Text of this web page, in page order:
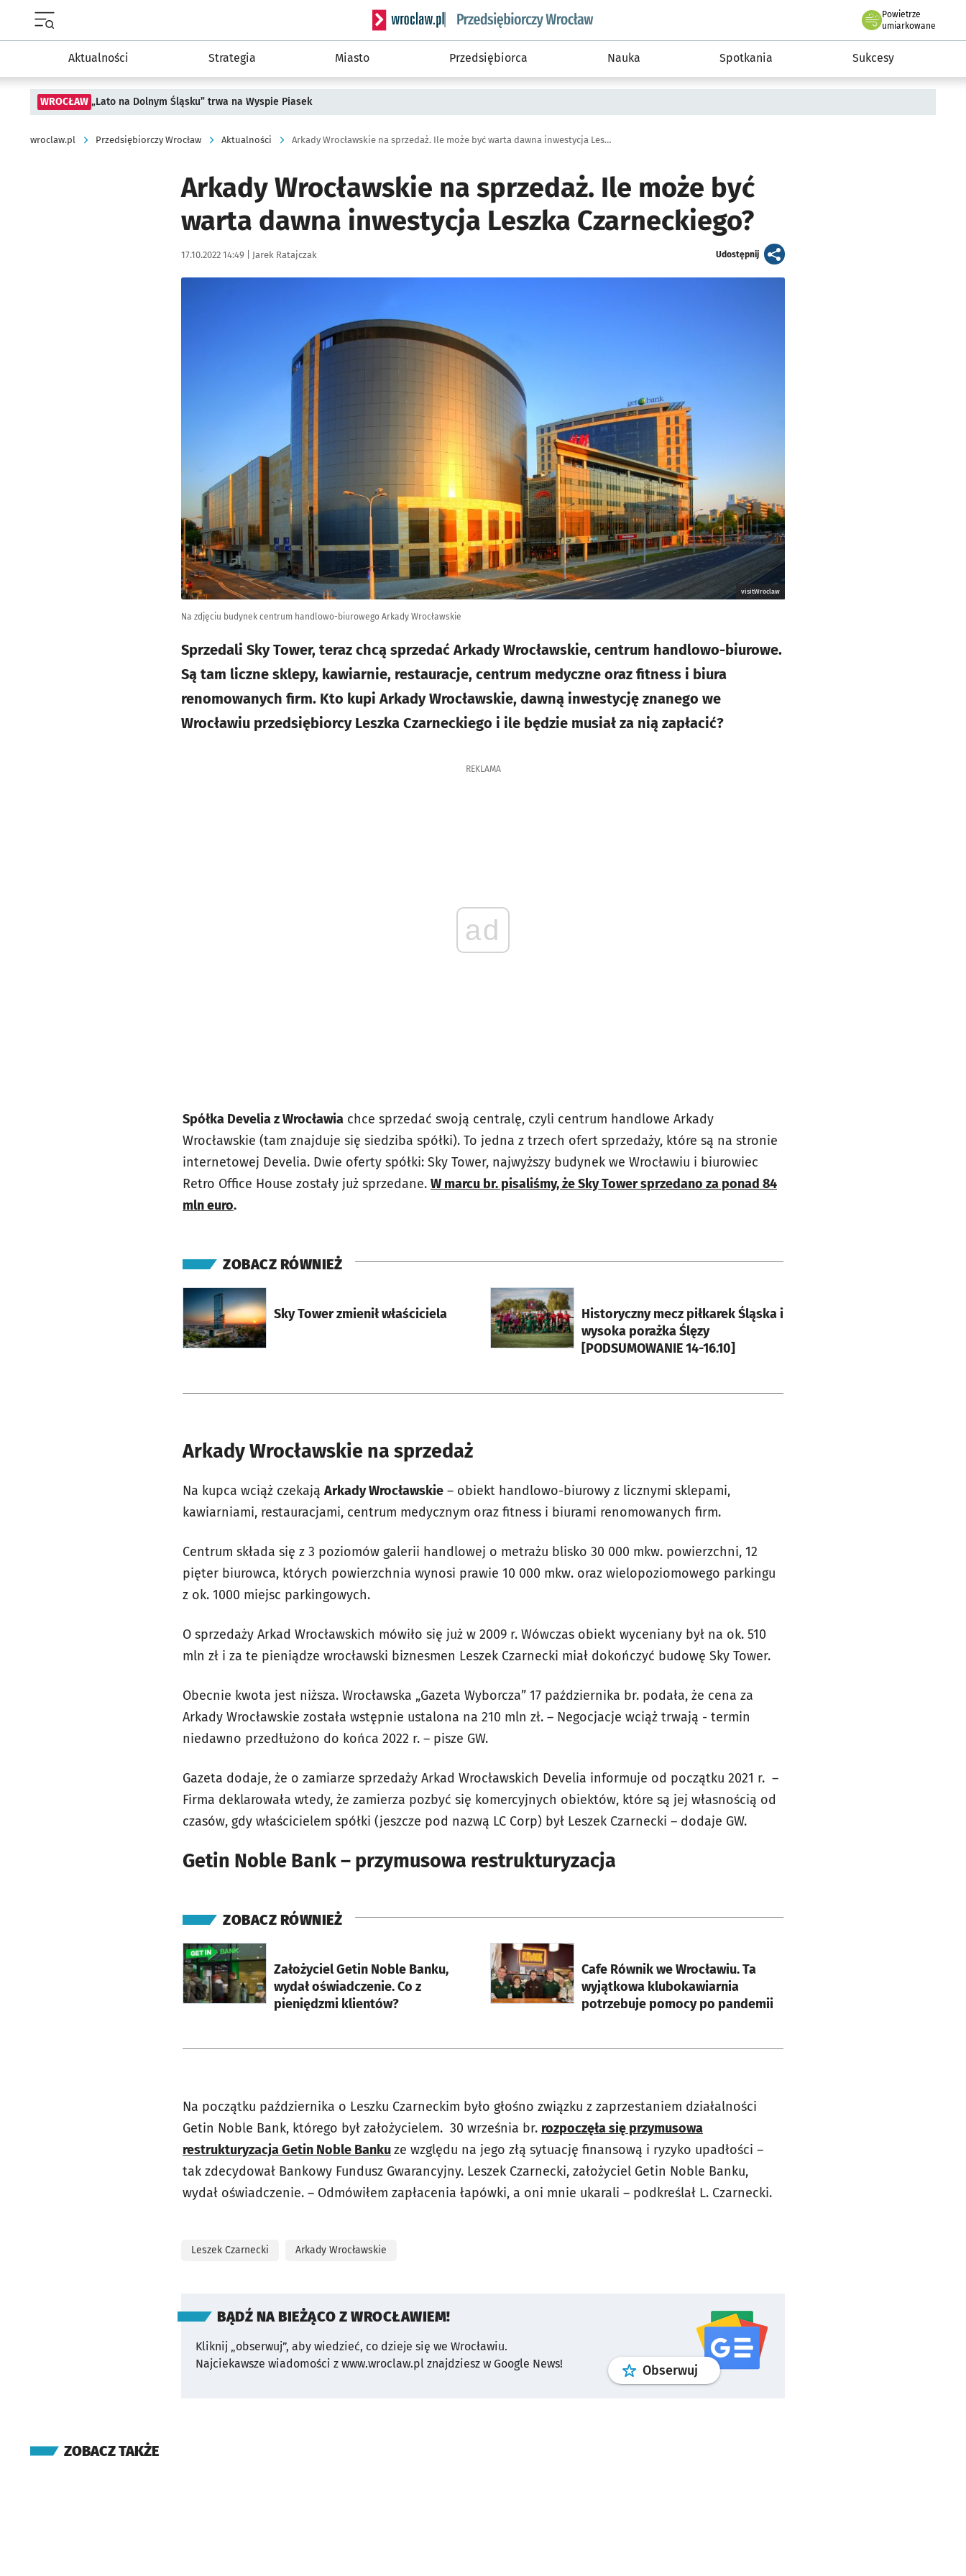
Serwis informacyjny wroclaw.pl podserwis: Strategia rozwoju przedsiębiorczości miasta Wrocławia
Powietrze
we Wrocławiu
umiarkowane
Aktualności Strategia Miasto Przedsiębiorca Nauka Spotkania Sukcesy
WROCŁAW „Lato na Dolnym Śląsku” trwa na Wyspie Piasek
wroclaw.pl Przedsiębiorczy Wrocław Aktualności Arkady Wrocławskie na sprzedaż. Ile może być warta dawna inwestycja Leszka Czarneckiego?
Arkady Wrocławskie na sprzedaż. Ile może być
warta dawna inwestycja Leszka Czarneckiego?
Data publikacji:
17.10.2022 14:49 | Autor:
Jarek Ratajczak Udostępnijartykuł
visitWroclaw
Na zdjęciu budynek centrum handlowo-biurowego Arkady Wrocławskie
Sprzedali Sky Tower, teraz chcą sprzedać Arkady Wrocławskie, centrum handlowo-biurowe.
Są tam liczne sklepy, kawiarnie, restauracje, centrum medyczne oraz fitness i biura
renomowanych firm. Kto kupi Arkady Wrocławskie, dawną inwestycję znanego we
Wrocławiu przedsiębiorcy Leszka Czarneckiego i ile będzie musiał za nią zapłacić?
REKLAMA
ad
Spółka Develia z Wrocławia chce sprzedać swoją centralę, czyli centrum handlowe Arkady
Wrocławskie (tam znajduje się siedziba spółki). To jedna z trzech ofert sprzedaży, które są na stronie
internetowej Develia. Dwie oferty spółki: Sky Tower, najwyższy budynek we Wrocławiu i biurowiec
Retro Office House zostały już sprzedane. W marcu br. pisaliśmy, że Sky Tower sprzedano za ponad 84
mln euro.
ZOBACZ RÓWNIEŻ
Sky Tower zmienił właściciela
otworzy się w nowej karcie
Historyczny mecz piłkarek Śląska i
wysoka porażka Ślęzy
[PODSUMOWANIE 14-16.10]
otworzy się w nowej karcie
Arkady Wrocławskie na sprzedaż
Na kupca wciąż czekają Arkady Wrocławskie – obiekt handlowo-biurowy z licznymi sklepami,
kawiarniami, restauracjami, centrum medycznym oraz fitness i biurami renomowanych firm.
Centrum składa się z 3 poziomów galerii handlowej o metrażu blisko 30 000 mkw. powierzchni, 12
pięter biurowca, których powierzchnia wynosi prawie 10 000 mkw. oraz wielopoziomowego parkingu
z ok. 1000 miejsc parkingowych.
O sprzedaży Arkad Wrocławskich mówiło się już w 2009 r. Wówczas obiekt wyceniany był na ok. 510
mln zł i za te pieniądze wrocławski biznesmen Leszek Czarnecki miał dokończyć budowę Sky Tower.
Obecnie kwota jest niższa. Wrocławska „Gazeta Wyborcza” 17 października br. podała, że cena za
Arkady Wrocławskie została wstępnie ustalona na 210 mln zł. – Negocjacje wciąż trwają - termin
niedawno przedłużono do końca 2022 r. – pisze GW.
Gazeta dodaje, że o zamiarze sprzedaży Arkad Wrocławskich Develia informuje od początku 2021 r. –
Firma deklarowała wtedy, że zamierza pozbyć się komercyjnych obiektów, które są jej własnością od
czasów, gdy właścicielem spółki (jeszcze pod nazwą LC Corp) był Leszek Czarnecki – dodaje GW.
Getin Noble Bank – przymusowa restrukturyzacja
ZOBACZ RÓWNIEŻ
Założyciel Getin Noble Banku,
wydał oświadczenie. Co z
pieniędzmi klientów?
otworzy się w nowej karcie
Cafe Równik we Wrocławiu. Ta
wyjątkowa klubokawiarnia
potrzebuje pomocy po pandemii
otworzy się w nowej karcie
Na początku października o Leszku Czarneckim było głośno związku z zaprzestaniem działalności
Getin Noble Bank, którego był założycielem. 30 września br. rozpoczęła się przymusowa
restrukturyzacja Getin Noble Bankuze względu na jego złą sytuację finansową i ryzyko upadłości –
tak zdecydował Bankowy Fundusz Gwarancyjny. Leszek Czarnecki, założyciel Getin Noble Banku,
wydał oświadczenie. – Odmówiłem zapłacenia łapówki, a oni mnie ukarali – podkreślał L. Czarnecki.
Leszek Czarnecki Arkady Wrocławskie
BĄDŹ NA BIEŻĄCO Z WROCŁAWIEM!
Kliknij „obserwuj”, aby wiedzieć, co dzieje się we Wrocławiu.
Najciekawsze wiadomości z www.wroclaw.pl znajdziesz w Google News!
Obserwuj profilgoogle news
ZOBACZ TAKŻE